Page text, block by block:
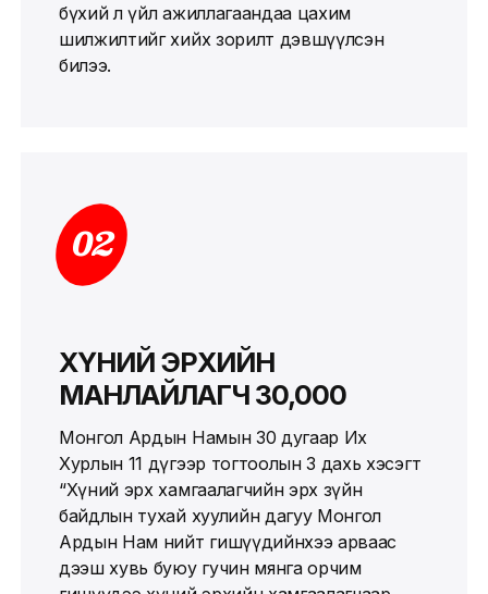
бүхий л үйл ажиллагаандаа цахим
шилжилтийг хийх зорилт дэвшүүлсэн
билээ.
02
ХҮНИЙ ЭРХИЙН
МАНЛАЙЛАГЧ 30,000
Монгол Ардын Намын 30 дугаар Их
Хурлын 11 дүгээр тогтоолын 3 дахь хэсэгт
“Хүний эрх хамгаалагчийн эрх зүйн
байдлын тухай хуулийн дагуу Монгол
Ардын Нам нийт гишүүдийнхээ арваас
дээш хувь буюу гучин мянга орчим